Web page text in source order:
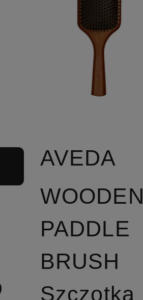
AVEDA
WOODEN
PADDLE
BRUSH
Szczotka